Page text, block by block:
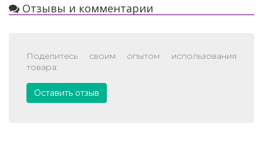
Отзывы и комментарии
Поделитесь своим опытом использования
товара:
Оставить отзыв